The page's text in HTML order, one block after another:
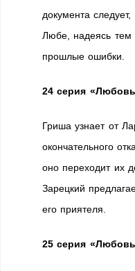
документа
Любе, надеясь тем
прошлые ошибки.
24 серия
Гриша узнает от
окончательного
оно переходит их
Зарецкий
его приятеля.
25 серия